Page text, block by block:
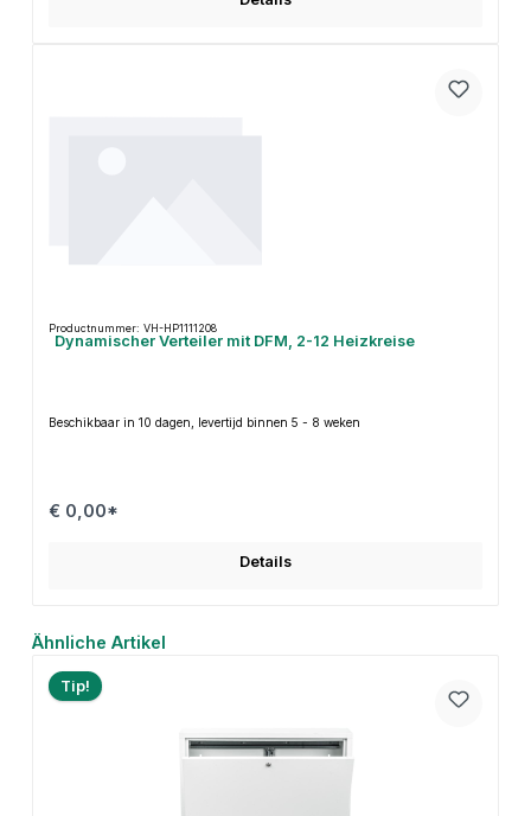
Productnummer: VH-HP1111208
Dynamischer Verteiler mit DFM, 2-12 Heizkreise
Beschikbaar in 10 dagen, levertijd binnen 5 - 8 weken
€ 0,00*
Details
Productgalerij overslaan
Ähnliche Artikel
Tip!